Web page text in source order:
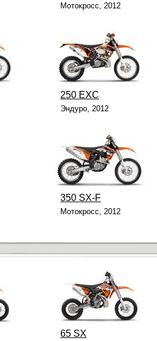
Мотокросс, 2012
250 EXC
Эндуро, 2012
350 SX-F
Мотокросс, 2012
65 SX